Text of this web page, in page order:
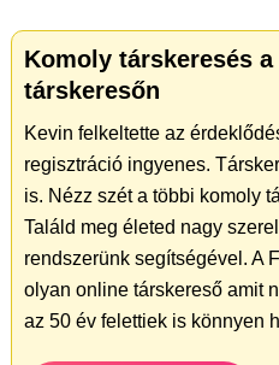
Komoly társkeresés a
társkeresőn
Kevin felkeltette az
regisztráció ingyenes.
is. Nézz szét a többi komoly
Találd meg életed nagy
rendszerünk segítségével. A
olyan online társkereső amit
az 50 év felettiek is könnyen